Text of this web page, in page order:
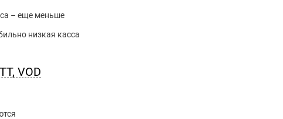
– еще меньше
низкая касса
VOD